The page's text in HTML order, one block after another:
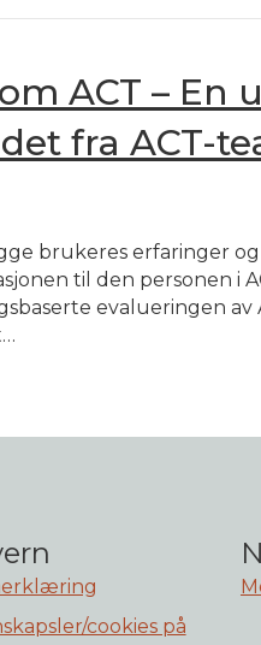
ACT – En
fra ACT-
brukeres erfaringer
til den personen
evalueringen
cookies på